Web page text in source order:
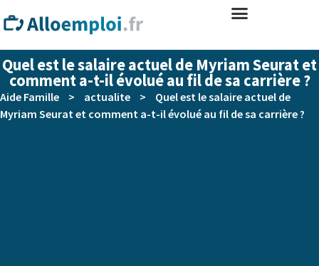
Quel est le salaire actuel de Myriam Seurat et
comment a-t-il évolué au fil de sa carrière ?
Aide Famille > actualite >
Quel est le salaire actuel de
Myriam Seurat et comment a-t-il évolué au fil de sa carrière ?